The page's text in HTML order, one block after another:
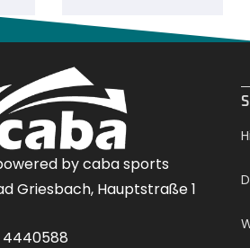
by caba sports
Griesbach, Hauptstraße 1
4440588